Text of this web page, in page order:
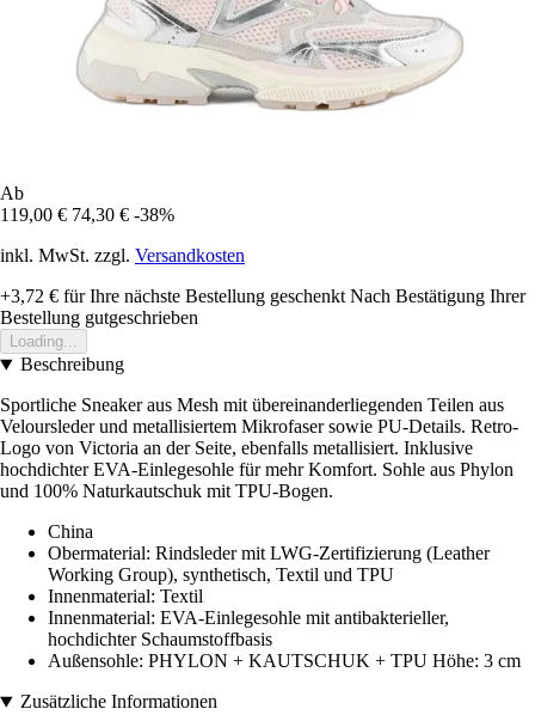
Ab
119,00 € 74,30 € -38%
inkl. MwSt. zzgl. Versandkosten
+3,72 € für Ihre nächste Bestellung geschenkt Nach Bestätigung Ihrer
Bestellung gutgeschrieben
Loading...
Beschreibung
Sportliche Sneaker aus Mesh mit übereinanderliegenden Teilen aus
Veloursleder und metallisiertem Mikrofaser sowie PU-Details. Retro-
Logo von Victoria an der Seite, ebenfalls metallisiert. Inklusive
hochdichter EVA-Einlegesohle für mehr Komfort. Sohle aus Phylon
und 100% Naturkautschuk mit TPU-Bogen.
China
Obermaterial: Rindsleder mit LWG-Zertifizierung (Leather
Working Group), synthetisch, Textil und TPU
Innenmaterial: Textil
Innenmaterial: EVA-Einlegesohle mit antibakterieller,
hochdichter Schaumstoffbasis
Außensohle: PHYLON + KAUTSCHUK + TPU Höhe: 3 cm
Zusätzliche Informationen